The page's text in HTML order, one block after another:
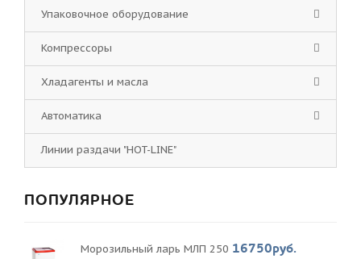
Упаковочное оборудование
Компрессоры
Хладагенты и масла
Автоматика
Линии раздачи "HOT-LINE"
ПОПУЛЯРНОЕ
Морозильный ларь МЛП 250 16750руб.